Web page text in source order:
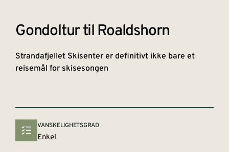
Gondoltur til Roaldshorn
Strandafjellet Skisenter er definitivt ikke bare et
reisemål for skisesongen
VANSKELIGHETSGRAD
Enkel